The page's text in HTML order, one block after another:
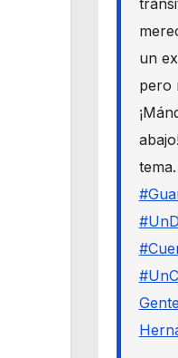
un
pero
tema.
Gente